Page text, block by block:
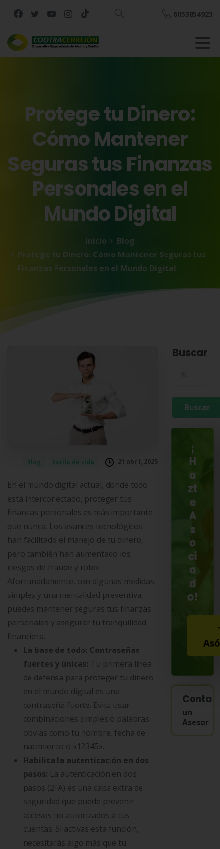
Buscar
6053854923
ProtegetuDinero:
CómoMantener
SegurastusFinanzas
Personalesenel
MundoDigital
Inicio
Blog
Protege tu Dinero: Cómo Mantener Seguras tus
Finanzas Personales en el Mundo Digital
Blog Estilo de vida 21 abril, 2025
En el mundo digital actual, donde todo
está interconectado, proteger tus
finanzas personales es más importante
que nunca. Los avances tecnológicos
han facilitado el manejo de tu dinero,
pero también han aumentado los
riesgos de fraude y robo.
Afortunadamente, con algunas medidas
simples y una mentalidad preventiva,
puedes mantener seguras tus finanzas
personales y asegurar tu tranquilidad
financiera.
La base de todo: Contraseñas
fuertes y únicas: Tu primera línea
de defensa para proteger tu dinero
en el mundo digital es una
contraseña fuerte. Evita usar
combinaciones simples o palabras
obvias como tu nombre, fecha de
nacimiento o «12345».
Habilita la autenticación en dos
pasos: La autenticación en dos
pasos (2FA) es una capa extra de
seguridad que puede prevenir
accesos no autorizados a tus
cuentas. Si activas esta función,
necesitarás algo más que tu
Buscar
¡
H
a
zt
e
A
s
o
ci
a
d
o!
un
Asesor